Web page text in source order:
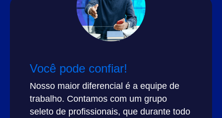
Você pode confiar!
Nosso maior diferencial é a equipe de
trabalho. Contamos com um grupo
seleto de profissionais, que durante todo